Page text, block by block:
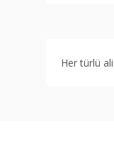
Her türlü